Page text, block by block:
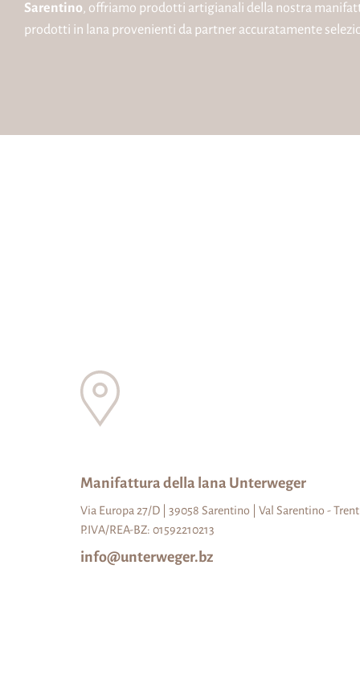
Sarentino, offriamo prodotti artigianali della nostra
prodotti in lana provenienti da partner accuratamente
Manifattura della lana Unterweger
Via Europa 27/D | 39058 Sarentino | Val Sarentino -
P.IVA/REA-BZ: 01592210213
info@unterweger.bz